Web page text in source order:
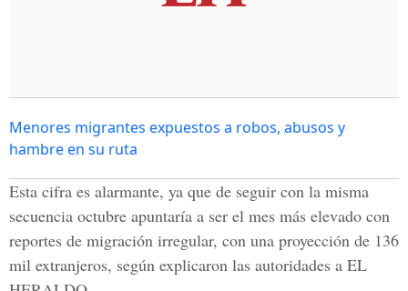
Menores migrantes expuestos a robos, abusos y
hambre en su ruta
Esta cifra es alarmante, ya que de seguir con la misma
secuencia octubre apuntaría a ser el mes más elevado con
reportes de migración irregular, con una proyección de 136
mil extranjeros, según explicaron las autoridades a EL